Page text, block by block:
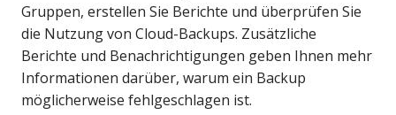
Gruppen, erstellen Sie Berichte und überprüfen Sie
die Nutzung von Cloud-Backups. Zusätzliche
Berichte und Benachrichtigungen geben Ihnen mehr
Informationen darüber, warum ein Backup
möglicherweise fehlgeschlagen ist.